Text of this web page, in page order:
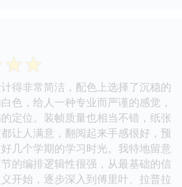
☆☆
得非常简洁，配色上选择了沉稳的
色，给人一种专业而严谨的感觉，
定位。装帧质量也相当不错，纸张
让人满意，翻阅起来手感很好，预
几个学期的学习时光。我特地留意
的编排逻辑性很强，从最基础的信
开始，逐步深入到傅里叶、拉普拉